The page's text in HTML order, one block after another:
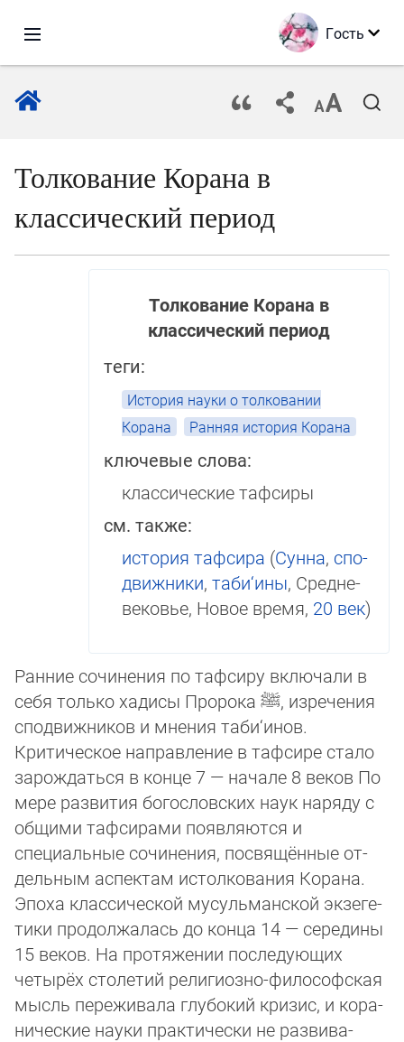
Гость
Толкование Корана в
классический период
Толкование Корана в
классический период
теги:
История науки о толковании
Корана
Ранняя история Корана
ключевые слова:
классические тафсиры
см. также:
история тафсира (Сунна, спо­
движ­ни­ки, таби‘ины, Сред­не­
ве­ковье, Но­вое время, 20 век)
Ранние сочинения по тафсиру включали в
себя только хадисы Пророка ﷺ, изрече­ния
сподвижников и мнения таби‘инов.
Критическое нап­рав­ле­ние в тафсире стало
за­рож­даться в конце 7 — начале 8 веков По
ме­ре развития богословских наук на­ря­ду с
об­щими тафсирами по­яв­ля­ют­ся и
специальные сочинения, посвящённые от­
дель­ным ас­пек­там ис­тол­ко­вания Корана.
Эпоха классической мусульманской экзе­ге­
ти­ки про­дол­жа­лась до конца 14 — середины
15 веков. На про­тяже­нии пос­ле­дую­щих
четырёх сто­ле­тий религиозно-философская
мысль пережи­ва­ла глубо­кий кри­зис, и ко­ра­
ни­чес­кие науки практи­чес­ки не раз­ви­ва­